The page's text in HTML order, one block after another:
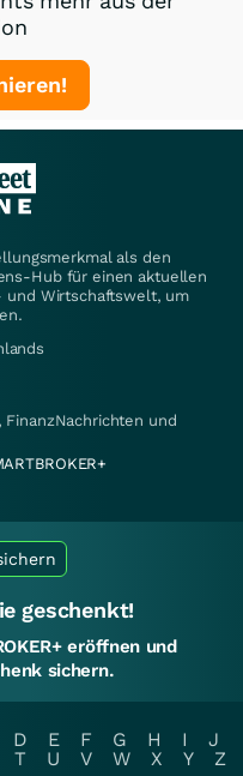
als den
Hub für einen aktuellen
und Wirtschaftswelt, um
FinanzNachrichten und
geschenkt!
eröffnen und
sichern.
D E F G H I
J
T U V W X Y Z